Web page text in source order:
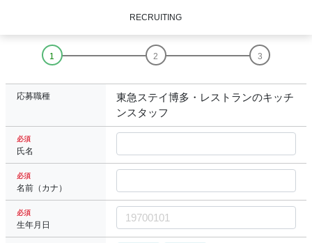
RECRUITING
応募職種
東急ステイ博多・レストランのキッチ
ンスタッフ
必須
氏名
必須
名前（カナ）
必須
生年月日